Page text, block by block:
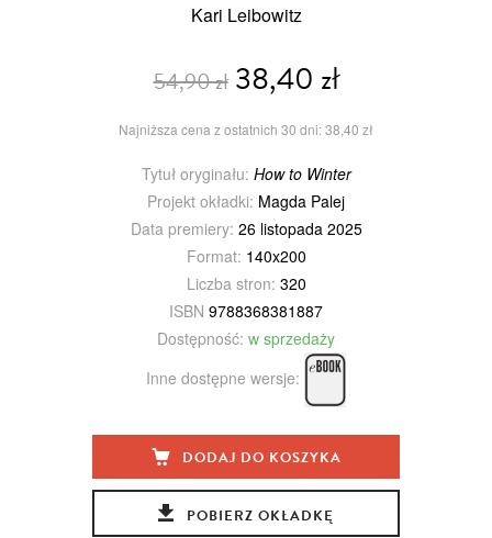
Kari Leibowitz
54,90 zł38,40 zł
Najniższa cena z ostatnich 30 dni: 38,40 zł
Tytuł oryginału: How to Winter
Projekt okładki: Magda Palej
Data premiery: 26 listopada 2025
Format: 140x200
Liczba stron: 320
ISBN 9788368381887
Dostępność: w sprzedaży
Inne dostępne wersje:
DODAJ DO KOSZYKA
POBIERZ OKŁADKĘ